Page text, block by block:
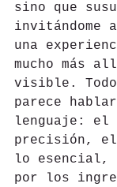
sino que
invitándome
una
mucho más
visible. Todo
parece
lenguaje: el
precisión, el
lo esencial,
por los